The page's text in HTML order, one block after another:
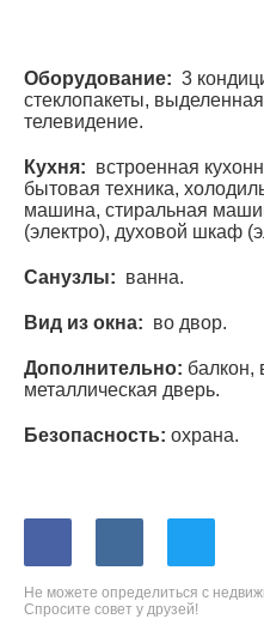
Оборудование: 3
стеклопакеты,
телевидение.
Кухня: встроенная
бытовая техника,
машина, стиральная
(электро), духовой шкаф
Санузлы: ванна.
Вид из окна: во двор.
Дополнительно:
металлическая дверь.
Безопасность: охрана.
Не можете определиться с
Спросите совет у друзей!